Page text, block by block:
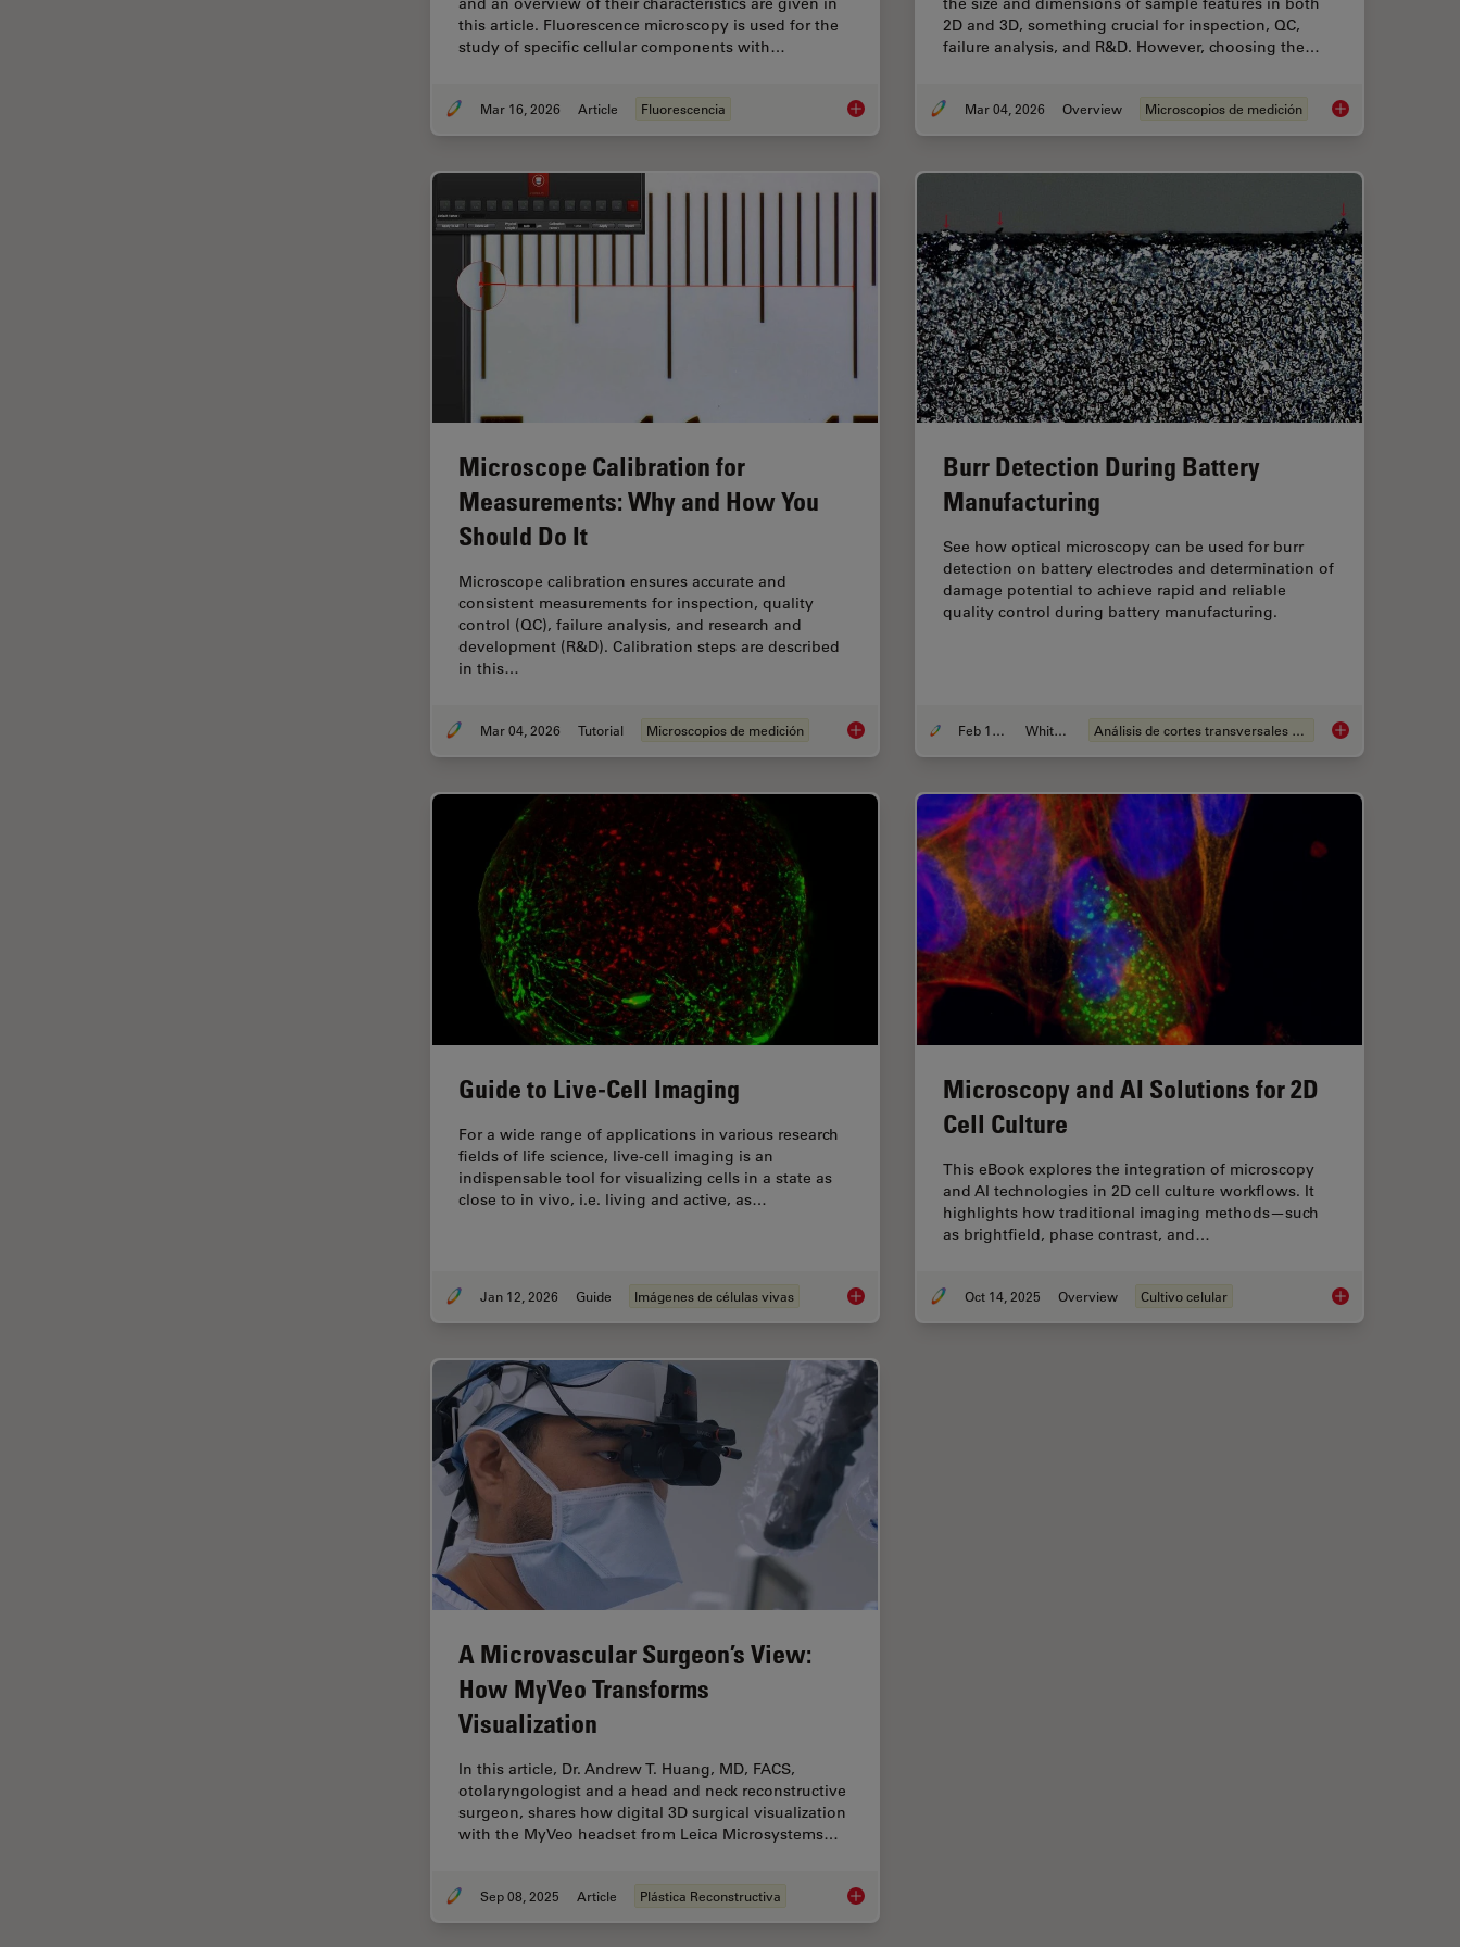
this article. Fluorescence microscopy is used for the
study of specific cellular components with…
Mar 16, 2026 Article Fluorescencia Overview of Fluorescent Dyes in terms of Applications and Properties
2D and 3D, something crucial for inspection, QC,
failure analysis, and R&D. However, choosing the…
Mar 04, 2026 Overview Microscopios de medición How to Select the
Microscope Calibration for
Measurements: Why and How You
Should Do It
Microscope calibration ensures accurate and
consistent measurements for inspection, quality
control (QC), failure analysis, and research and
development (R&D). Calibration steps are described
in this…
Mar 04, 2026 Tutorial Microscopios de medición Microscope Calibration for Measurements: Why and How You Should Do It
Burr Detection During Battery
Manufacturing
See how optical microscopy can be used for burr
detection on battery electrodes and determination of
damage potential to achieve rapid and reliable
quality control during battery manufacturing.
Feb 12, 2026 Whitepaper Análisis de cortes transversales para la microelectrónica Burr Detection
Guide to Live-Cell Imaging
For a wide range of applications in various research
fields of life science, live-cell imaging is an
indispensable tool for visualizing cells in a state as
close to in vivo, i.e. living and active, as…
Jan 12, 2026 Guide Imágenes de células vivas Guide to Live-Cell Imaging
Microscopy and AI Solutions for 2D
Cell Culture
This eBook explores the integration of microscopy
and AI technologies in 2D cell culture workflows. It
highlights how traditional imaging methods—such
as brightfield, phase contrast, and…
Oct 14, 2025 Overview Cultivo celular Microscopy and AI
A Microvascular Surgeon’s View:
How MyVeo Transforms
Visualization
In this article, Dr. Andrew T. Huang, MD, FACS,
otolaryngologist and a head and neck reconstructive
surgeon, shares how digital 3D surgical visualization
with the MyVeo headset from Leica Microsystems…
Sep 08, 2025 Article Plástica Reconstructiva A Microvascular Surgeon’s View: How MyVeo Transforms Visualization